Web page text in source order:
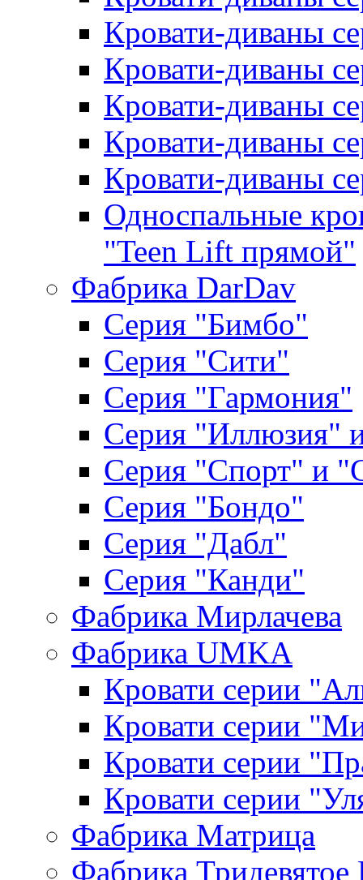
Кровати-диваны
Кровати-диваны
Кровати-диваны
Кровати-диваны
Кровати-диваны
Односпальные
"Teen Lift прямой"
Фабрика DarDav
Серия "Бимбо"
Серия "Сити"
Серия "Гармония"
Серия "Иллюзия"
Серия "Спорт" и
Серия "Бондо"
Серия "Дабл"
Серия "Канди"
Фабрика Мирлачева
Фабрика UMKA
Кровати серии
Кровати серии
Кровати серии
Кровати серии
Фабрика Матрица
Фабрика Тридевятое